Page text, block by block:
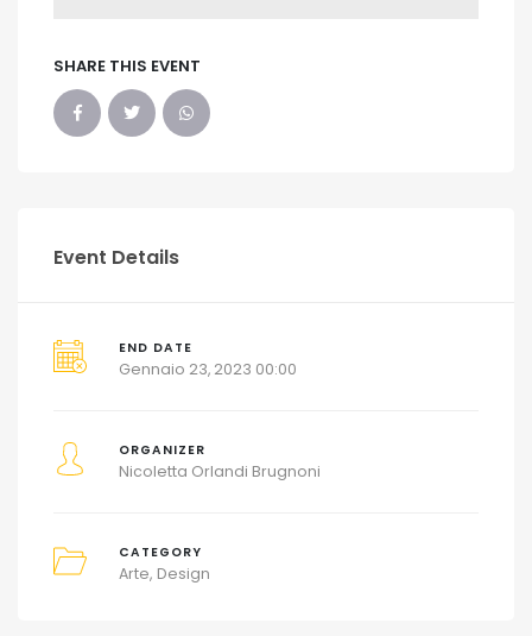
SHARE THIS EVENT
Event Details
END DATE
Gennaio 23, 2023 00:00
ORGANIZER
Nicoletta Orlandi Brugnoni
CATEGORY
Arte Design